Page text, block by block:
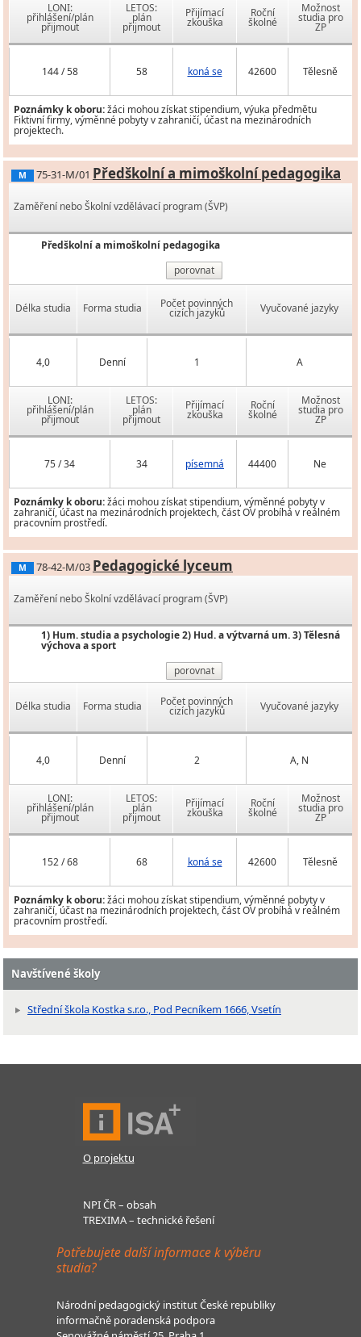
LONI:
přihlášení/plán
přijmout
LETOS:
plán
přijmout
Přijímací
zkouška
Roční
školné
Možnost
studia pro
ZP
144 / 58 58 koná se 42600 Tělesně
Poznámky k oboru:žáci mohou získat stipendium, výuka předmětu
Fiktivní firmy, výměnné pobyty v zahraničí, účast na mezinárodních
projektech.
M 75-31-M/01 Předškolní a mimoškolní pedagogika
Zaměření nebo Školní vzdělávací program (ŠVP)
Předškolní a mimoškolní pedagogika
porovnat
Délka studia Forma studia Počet povinných
cizích jazyků Vyučované jazyky
4,0 Denní 1 A
LONI:
přihlášení/plán
přijmout
LETOS:
plán
přijmout
Přijímací
zkouška
Roční
školné
Možnost
studia pro
ZP
75 / 34 34 písemná 44400 Ne
Poznámky k oboru:žáci mohou získat stipendium, výměnné pobyty v
zahraničí, účast na mezinárodních projektech, část OV probíhá v reálném
pracovním prostředí.
M 78-42-M/03 Pedagogické lyceum
Zaměření nebo Školní vzdělávací program (ŠVP)
1) Hum. studia a psychologie 2) Hud. a výtvarná um. 3) Tělesná
výchova a sport
porovnat
Délka studia Forma studia Počet povinných
cizích jazyků Vyučované jazyky
4,0 Denní 2 A, N
LONI:
přihlášení/plán
přijmout
LETOS:
plán
přijmout
Přijímací
zkouška
Roční
školné
Možnost
studia pro
ZP
152 / 68 68 koná se 42600 Tělesně
Poznámky k oboru:žáci mohou získat stipendium, výměnné pobyty v
zahraničí, účast na mezinárodních projektech, část OV probíhá v reálném
pracovním prostředí.
Navštívené školy
Střední škola Kostka s.r.o., Pod Pecníkem 1666, Vsetín
O projektu
NPI ČR – obsah
TREXIMA – technické řešení
Potřebujete další informace k výběru
studia?
Národní pedagogický institut České republiky
informačně poradenská podpora